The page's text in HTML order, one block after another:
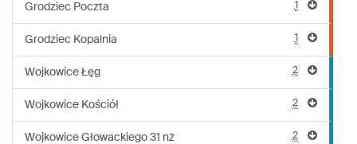
Grodziec Poczta 1
Grodziec Kopalnia 1
Wojkowice Łęg 2
Wojkowice Kościół 2
Wojkowice Głowackiego 31 nż 2